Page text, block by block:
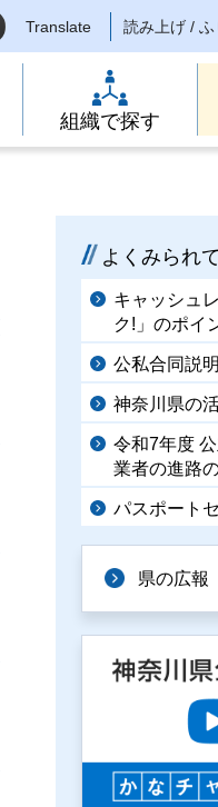
Translate 読み上げ / ふ
組織で探す
よくみられ
キャッシュ
ク!」のポイ
公私合同説
神奈川県の
令和7年度
業者の進路
パスポート
県の広報